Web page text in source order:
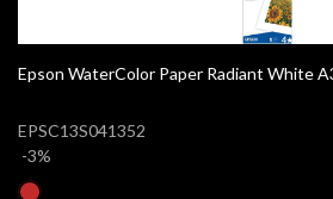
Epson WaterColor Paper Radiant White
EPSC13S041352
-3%